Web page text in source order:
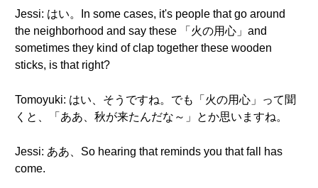
Jessi: はい。In some cases, it's people that go around
the neighborhood and say these 「火の用心」and
sometimes they kind of clap together these wooden
sticks, is that right?
Tomoyuki: はい、そうですね。でも「火の用心」って聞
くと、「ああ、秋が来たんだな～」とか思いますね。
Jessi: ああ、So hearing that reminds you that fall has
come.